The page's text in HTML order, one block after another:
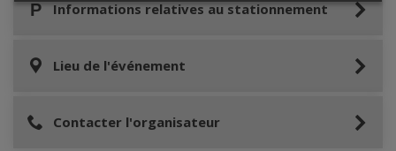
Informations relatives au stationnement
Lieu de l'événement
Contacter l'organisateur